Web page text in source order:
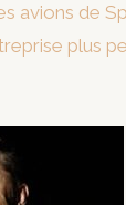
avions de
plus